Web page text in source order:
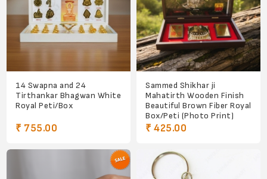
14 Swapna and 24
Tirthankar Bhagwan White
Royal Peti/Box
₹ 755.00
Sammed Shikhar ji
Mahatirth Wooden Finish
Beautiful Brown Fiber Royal
Box/Peti (Photo Print)
₹ 425.00